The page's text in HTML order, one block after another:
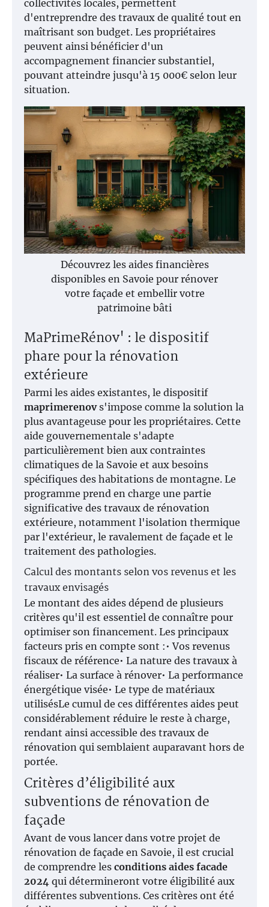
collectivités locales, permettent
d'entreprendre des travaux de qualité tout en
maîtrisant son budget. Les propriétaires
peuvent ainsi bénéficier d'un
accompagnement financier substantiel,
pouvant atteindre jusqu'à 15 000€ selon leur
situation.
Découvrez les aides financières
disponibles en Savoie pour rénover
votre façade et embellir votre
patrimoine bâti
MaPrimeRénov' : le dispositif
phare pour la rénovation
extérieure
Parmi les aides existantes, le dispositif
maprimerenovs'impose comme la solution la
plus avantageuse pour les propriétaires. Cette
aide gouvernementale s'adapte
particulièrement bien aux contraintes
climatiques de la Savoie et aux besoins
spécifiques des habitations de montagne. Le
programme prend en charge une partie
significative des travaux de rénovation
extérieure, notamment l'isolation thermique
par l'extérieur, le ravalement de façade et le
traitement des pathologies.
Calcul des montants selon vos revenus et les
travaux envisagés
Le montant des aides dépend de plusieurs
critères qu'il est essentiel de connaître pour
optimiser son financement. Les principaux
facteurs pris en compte sont :• Vos revenus
fiscaux de référence• La nature des travaux à
réaliser• La surface à rénover• La performance
énergétique visée• Le type de matériaux
utilisésLe cumul de ces différentes aides peut
considérablement réduire le reste à charge,
rendant ainsi accessible des travaux de
rénovation qui semblaient auparavant hors de
portée.
Critères d’éligibilité aux
subventions de rénovation de
façade
Avant de vous lancer dans votre projet de
rénovation de façade en Savoie, il est crucial
de comprendre les conditions aides facade
2024 qui détermineront votre éligibilité aux
différentes subventions. Ces critères ont été